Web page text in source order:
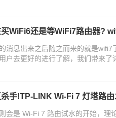
WiFi6还是等WiFi7路由器?
消息出来之后随之而来的就是
户去更好的进行了解，我们带来
手!TP-LINK Wi-Fi 7 灯塔路由
会是 Wi-Fi 7 路由试水的开始，理